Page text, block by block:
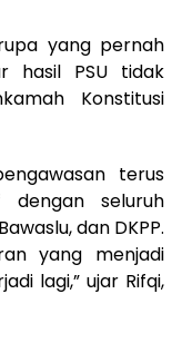
yang pernah
hasil PSU tidak
Konstitusi
terus
dengan seluruh
dan DKPP.
yang menjadi
lagi,” ujar Rifqi,